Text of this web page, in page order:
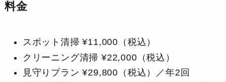
料金
スポット清掃 ¥11,000（税込）
クリーニング清掃 ¥22,000（税込）
見守りプラン ¥29,800（税込）／年2回